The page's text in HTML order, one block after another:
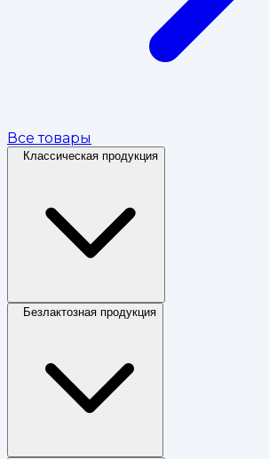
Все товары
Классическая продукция
Безлактозная продукция